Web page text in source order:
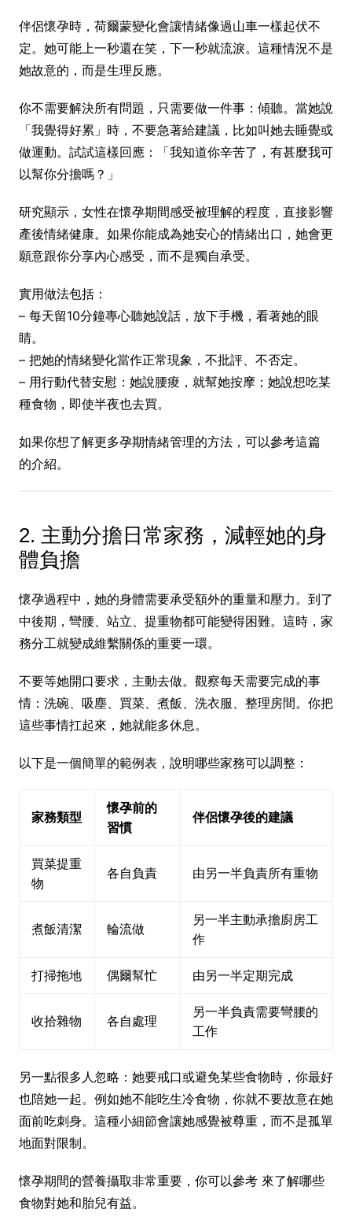
伴侶懷孕時，荷爾蒙變化會讓情緒像過山車一樣起伏不
定。她可能上一秒還在笑，下一秒就流淚。這種情況不是
她故意的，而是生理反應。
你不需要解決所有問題，只需要做一件事：傾聽。當她說
「我覺得好累」時，不要急著給建議，比如叫她去睡覺或
做運動。試試這樣回應：「我知道你辛苦了，有甚麼我可
以幫你分擔嗎？」
研究顯示，女性在懷孕期間感受被理解的程度，直接影響
產後情緒健康。如果你能成為她安心的情緒出口，她會更
願意跟你分享內心感受，而不是獨自承受。
實用做法包括：
– 每天留10分鐘專心聽她說話，放下手機，看著她的眼
睛。
– 把她的情緒變化當作正常現象，不批評、不否定。
– 用行動代替安慰：她說腰痠，就幫她按摩；她說想吃某
種食物，即使半夜也去買。
如果你想了解更多孕期情緒管理的方法，可以參考這篇
的介紹。
2. 主動分擔日常家務，減輕她的身
體負擔
懷孕過程中，她的身體需要承受額外的重量和壓力。到了
中後期，彎腰、站立、提重物都可能變得困難。這時，家
務分工就變成維繫關係的重要一環。
不要等她開口要求，主動去做。觀察每天需要完成的事
情：洗碗、吸塵、買菜、煮飯、洗衣服、整理房間。你把
這些事情扛起來，她就能多休息。
以下是一個簡單的範例表，說明哪些家務可以調整：
家務類型
懷孕前的
習慣
伴侶懷孕後的建議
買菜提重
物
各自負責 由另一半負責所有重物
煮飯清潔 輪流做
另一半主動承擔廚房工
作
打掃拖地 偶爾幫忙 由另一半定期完成
收拾雜物 各自處理
另一半負責需要彎腰的
工作
另一點很多人忽略：她要戒口或避免某些食物時，你最好
也陪她一起。例如她不能吃生冷食物，你就不要故意在她
面前吃刺身。這種小細節會讓她感覺被尊重，而不是孤單
地面對限制。
懷孕期間的營養攝取非常重要，你可以參考 來了解哪些
食物對她和胎兒有益。